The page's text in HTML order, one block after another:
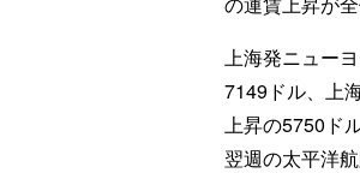
上海発ニュー
7149ドル、上
上昇の5750ド
翌週の太平洋